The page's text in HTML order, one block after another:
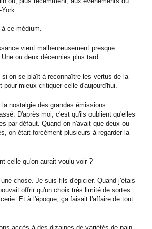
ce médium.
vient malheureusement presque
ou deux décennies plus tard.
si on se plaît à reconnaître les vertus de la
pour mieux critiquer celle d'aujourd'hui.
nostalgie des grandes émissions
D'après moi, c'est qu'ils oublient qu'elles
par défaut. Quand on n'avait que deux ou
on était forcément plusieurs à regarder la
celle qu'on aurait voulu voir ?
chose. Je suis fils d'épicier. Quand j'étais
offrir qu'un choix très limité de sortes
Et à l'époque, ça faisait l'affaire de tout